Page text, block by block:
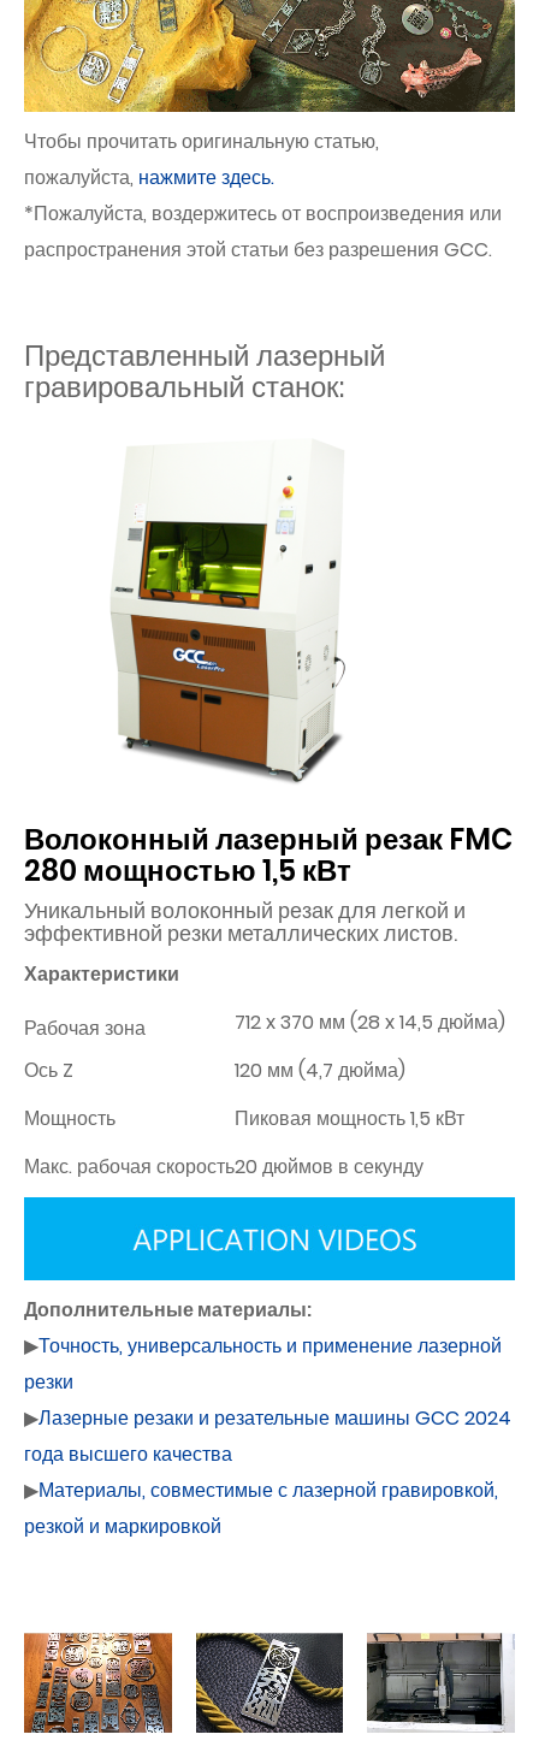
Чтобы прочитать оригинальную статью,
пожалуйста, нажмите здесь.
*Пожалуйста, воздержитесь от воспроизведения или
распространения этой статьи без разрешения GCC.
Представленный лазерный
гравировальный станок:
Волоконный лазерный резак FMC
280 мощностью 1,5 кВт
Уникальный волоконный резак для легкой и
эффективной резки металлических листов.
Характеристики
Рабочая зона
712 x 370 мм (28 x 14,5 дюйма)
Ось Z
120 мм (4,7 дюйма)
Мощность
Пиковая мощность 1,5 кВт
Макс. рабочая скорость20 дюймов в секунду
Дополнительные материалы:
▶Точность, универсальность и применение лазерной
резки
▶Лазерные резаки и резательные машины GCC 2024
года высшего качества
▶Материалы, совместимые с лазерной гравировкой,
резкой и маркировкой